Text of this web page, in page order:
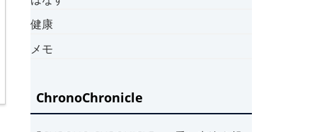
健康
メモ
ChronoChronicle